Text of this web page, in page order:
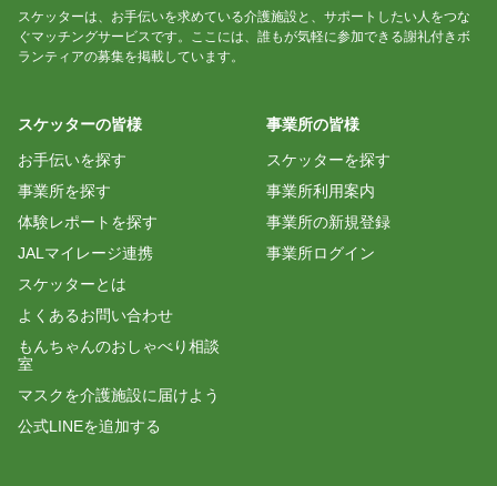
スケッターは、お手伝いを求めている介護施設と、サポートしたい人をつな
ぐマッチングサービスです。ここには、誰もが気軽に参加できる謝礼付きボ
ランティアの募集を掲載しています。
スケッターの皆様
お手伝いを探す
事業所を探す
体験レポートを探す
JALマイレージ連携
スケッターとは
よくあるお問い合わせ
もんちゃんのおしゃべり相談
室
マスクを介護施設に届けよう
公式LINEを追加する
事業所の皆様
スケッターを探す
事業所利用案内
事業所の新規登録
事業所ログイン